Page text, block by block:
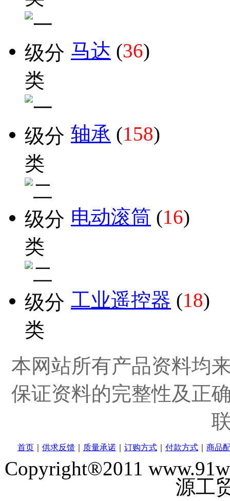
马达 (36)
轴承 (158)
电动滚筒 (16)
工业遥控器 (18)
本网站所有产品资料均
保证资料的完整性及正
首页 供求反馈 质量承诺 订购方式 付款方式 商品
Copyright®2011
源工